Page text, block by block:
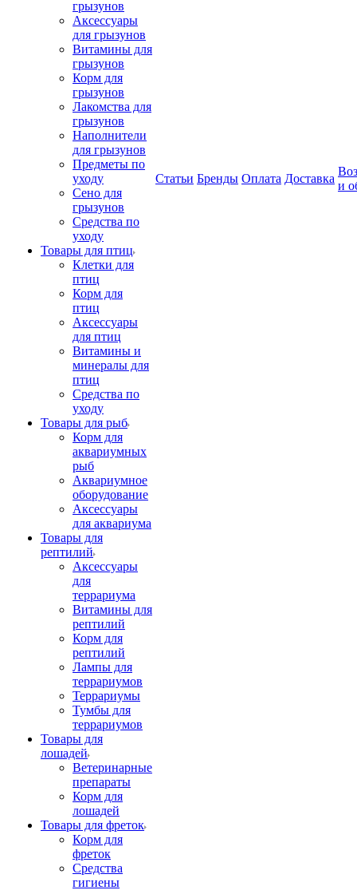
грызунов
Аксессуары
для грызунов
Витамины для
грызунов
Корм для
грызунов
Лакомства для
грызунов
Наполнители
для грызунов
Предметы по
уходу
Сено для
грызунов
Средства по
уходу
Товары для птиц
Клетки для
птиц
Корм для
птиц
Аксессуары
для птиц
Витамины и
минералы для
птиц
Средства по
уходу
Товары для рыб
Корм для
аквариумных
рыб
Аквариумное
оборудование
Аксессуары
для аквариума
Товары для
рептилий
Аксессуары
для
террариума
Витамины для
рептилий
Корм для
рептилий
Лампы для
террариумов
Террариумы
Тумбы для
террариумов
Товары для
лошадей
Ветеринарные
препараты
Корм для
лошадей
Товары для фреток
Корм для
фреток
Средства
гигиены
Статьи Бренды Оплата Доставка
и